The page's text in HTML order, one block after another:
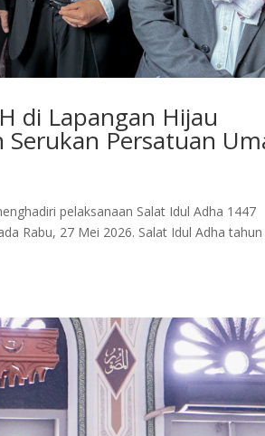
di Lapangan Hijau
Serukan Persatuan
pelaksanaan Salat Idul Adha 1447
Rabu, 27 Mei 2026. Salat Idul Adha